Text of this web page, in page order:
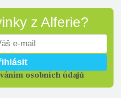
z Alferie?
osobních údajů